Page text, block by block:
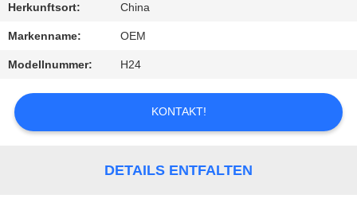
MIT
UNS
IN
VERBINDUNG
Herkunftsort: China
Markenname: OEM
Modellnummer: H24
KONTAKT!
DETAILS ENTFALTEN